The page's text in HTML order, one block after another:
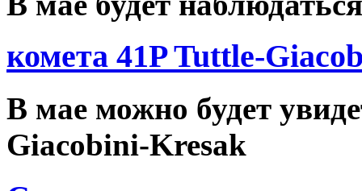
комета 41P Tuttle-
В мае можно будет
Giacobini-Kresak